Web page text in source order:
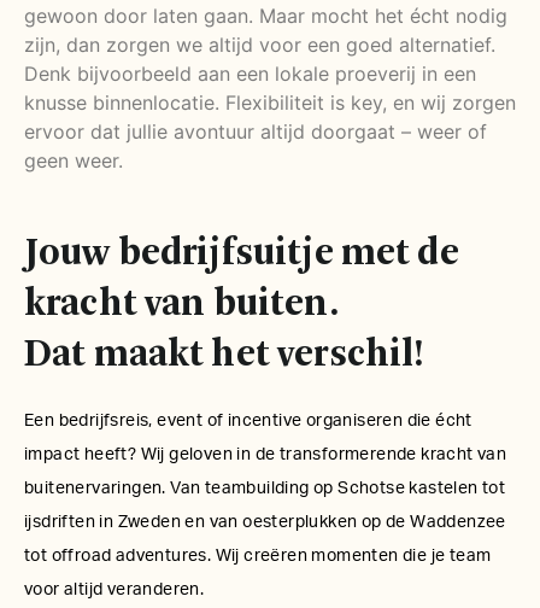
gewoon door laten gaan. Maar mocht het écht nodig
zijn, dan zorgen we altijd voor een goed alternatief.
Denk bijvoorbeeld aan een lokale proeverij in een
knusse binnenlocatie. Flexibiliteit is key, en wij zorgen
ervoor dat jullie avontuur altijd doorgaat – weer of
geen weer.
Jouw bedrijfsuitje met de
kracht van buiten.
Dat maakt het verschil!
Een bedrijfsreis, event of incentive organiseren die écht
impact heeft? Wij geloven in de transformerende kracht van
buitenervaringen. Van teambuilding op Schotse kastelen tot
ijsdriften in Zweden en van oesterplukken op de Waddenzee
tot offroad adventures. Wij creëren momenten die je team
voor altijd veranderen.